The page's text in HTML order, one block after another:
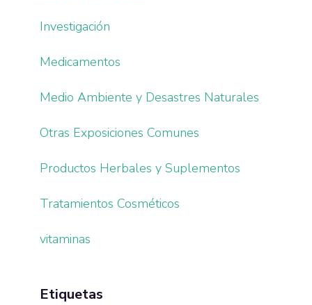
Investigación
Medicamentos
Medio Ambiente y Desastres Naturales
Otras Exposiciones Comunes
Productos Herbales y Suplementos
Tratamientos Cosméticos
vitaminas
Etiquetas